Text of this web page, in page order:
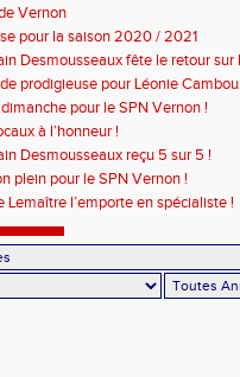
Vernon
pour la saison 2020 / 2021
Desmousseaux fête le retour sur
prodigieuse pour Léonie
pour le SPN Vernon !
à l’honneur !
Desmousseaux reçu 5 sur 5 !
plein pour le SPN Vernon !
Lemaître l’emporte en spécialiste !